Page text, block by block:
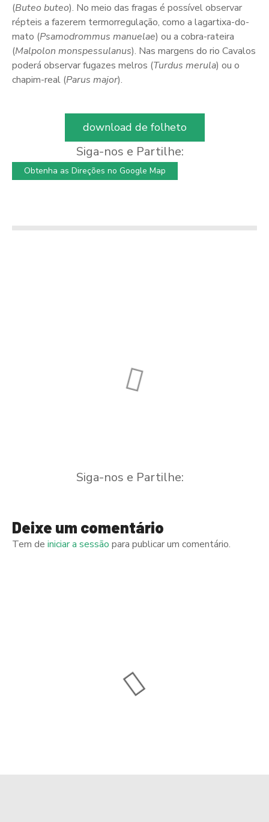
(Buteo buteo). No meio das fragas é possível observar
répteis a fazerem termorregulação, como a lagartixa-do-
mato (Psamodrommus manuelae) ou a cobra-rateira
(Malpolon monspessulanus). Nas margens do rio Cavalos
poderá observar fugazes melros (Turdus merula) ou o
chapim-real (Parus major).
download de folheto
Siga-nos e Partilhe:
Obtenha as Direções no Google Map
Siga-nos e Partilhe:
Deixe um comentário
Tem de iniciar a sessão para publicar um comentário.